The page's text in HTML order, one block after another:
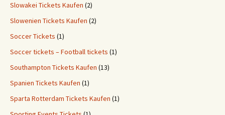
Slowakei Tickets Kaufen (2)
Slowenien Tickets Kaufen (2)
Soccer Tickets (1)
Soccer tickets – Football tickets (1)
Southampton Tickets Kaufen (13)
Spanien Tickets Kaufen (1)
Sparta Rotterdam Tickets Kaufen (1)